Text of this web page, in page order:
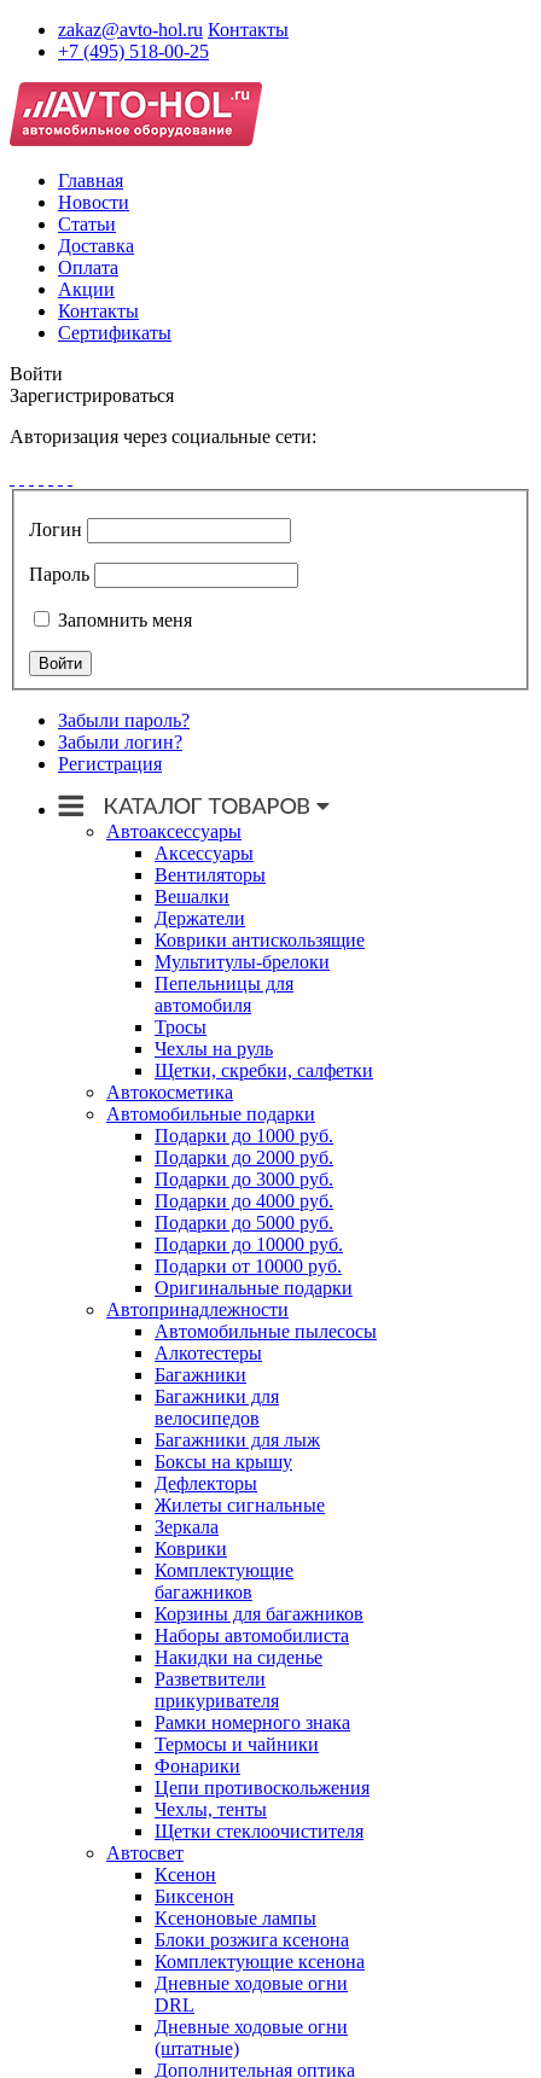
zakaz@avto-hol.ru Контакты
+7 (495) 518-00-25
Главная
Новости
Статьи
Доставка
Оплата
Акции
Контакты
Сертификаты
Войти
Зарегистрироваться
Авторизация через социальные сети:
Логин
Пароль
Запомнить меня
Забыли пароль?
Забыли логин?
Регистрация
Автоаксессуары
Аксессуары
Вентиляторы
Вешалки
Держатели
Коврики антискользящие
Мультитулы-брелоки
Пепельницы для
автомобиля
Тросы
Чехлы на руль
Щетки, скребки, салфетки
Автокосметика
Автомобильные подарки
Подарки до 1000 руб.
Подарки до 2000 руб.
Подарки до 3000 руб.
Подарки до 4000 руб.
Подарки до 5000 руб.
Подарки до 10000 руб.
Подарки от 10000 руб.
Оригинальные подарки
Автопринадлежности
Автомобильные пылесосы
Алкотестеры
Багажники
Багажники для
велосипедов
Багажники для лыж
Боксы на крышу
Дефлекторы
Жилеты сигнальные
Зеркала
Коврики
Комплектующие
багажников
Корзины для багажников
Наборы автомобилиста
Накидки на сиденье
Разветвители
прикуривателя
Рамки номерного знака
Термосы и чайники
Фонарики
Цепи противоскольжения
Чехлы, тенты
Щетки стеклоочистителя
Автосвет
Ксенон
Биксенон
Ксеноновые лампы
Блоки розжига ксенона
Комплектующие ксенона
Дневные ходовые огни
DRL
Дневные ходовые огни
(штатные)
Дополнительная оптика